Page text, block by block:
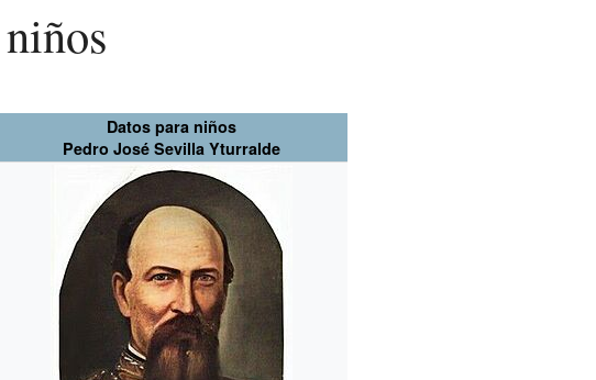
Datos para niños
Pedro José Sevilla Yturralde